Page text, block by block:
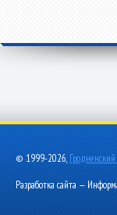
© 1999-2026,
Разработка сайта —